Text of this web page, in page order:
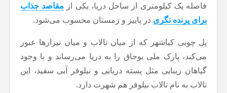
فاصله یک کیلومتری از ساحل دریا، یکی از مقاصد جذاب
برای پرنده نگری در پاییز و زمستان محسوب می‌شود.
پل چوبی کیاشهر که از میان تالاب و میان نیزار‌ها عبور
می‌کند، پارک ملی بوجاق را به دریا می‌رساند و با وجود
گیاهان زیبایی مثل پسته دریایی و نیلوفر آبی سفید، این
تالاب به نام تالاب نیلوفر هم شهرت دارد.